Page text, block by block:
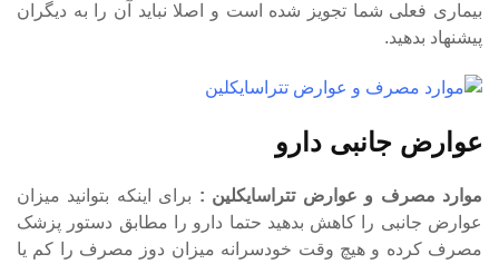
بیماری فعلی شما تجویز شده است و اصلا نباید آن را به دیگران
پیشنهاد بدهید.
عوارض جانبی دارو
موارد مصرف و عوارض تتراسایکلین : برای اینکه بتوانید میزان
عوارض جانبی را کاهش بدهید حتما دارو را مطابق دستور پزشک
مصرف کرده و هیچ وقت خودسرانه میزان دوز مصرف را کم یا